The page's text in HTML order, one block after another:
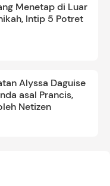
Menetap di Luar
Intip 5 Potret
Alyssa Daguise
asal Prancis,
Netizen